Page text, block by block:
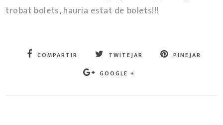
trobat bolets, hauria estat de bolets!!!
COMPARTIR TWITEJAR
PINEJAR
GOOGLE +